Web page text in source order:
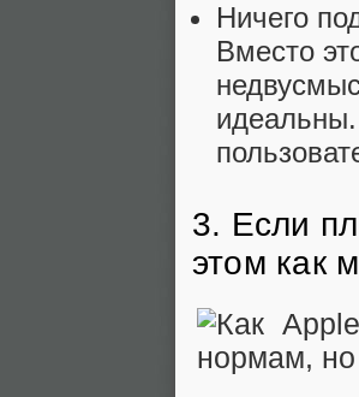
Ничего
Вместо
3. Если
этом как